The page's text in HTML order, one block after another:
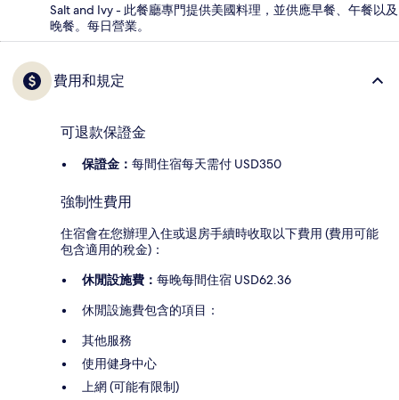
Salt and Ivy - 此餐廳專門提供美國料理，並供應早餐、午餐以及
晚餐。每日營業。
費用和規定
可退款保證金
保證金： 每間住宿每天需付 USD350
強制性費用
住宿會在您辦理入住或退房手續時收取以下費用 (費用可能
包含適用的稅金)：
休閒設施費： 每晚每間住宿 USD62.36
休閒設施費包含的項目：
其他服務
使用健身中心
上網 (可能有限制)